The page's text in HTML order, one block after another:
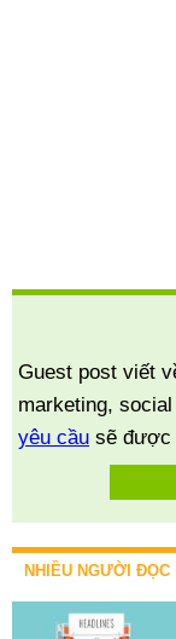
Guest post viết
marketing,
yêu cầu sẽ được
NHIỀU NGƯỜI ĐỌC